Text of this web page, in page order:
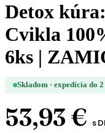
Detox
Cvikla
6ks |
Skladom · expedícia do
53,93€ s